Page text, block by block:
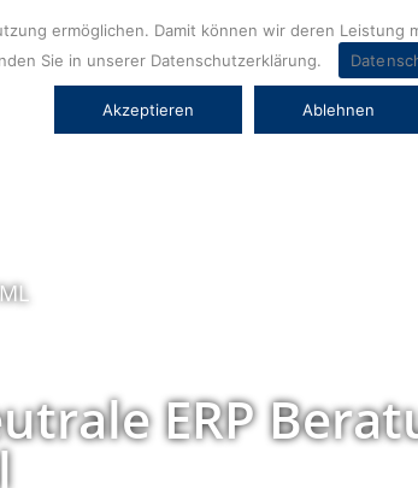
ERP
ermöglichen. Damit können wir deren
Sie in unserer Datenschutzerklärung.
Akzeptieren Ablehnen